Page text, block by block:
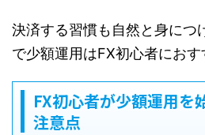
決済する習慣も自然と身につ
で少額運用はFX初心者におす
FX初心者が少額運用を
注意点